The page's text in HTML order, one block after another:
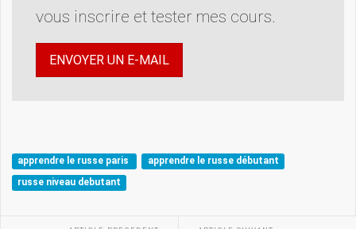
vous inscrire et tester mes cours.
ENVOYER UN E-MAIL
apprendre le russe paris
apprendre le russe débutant
russe niveau debutant